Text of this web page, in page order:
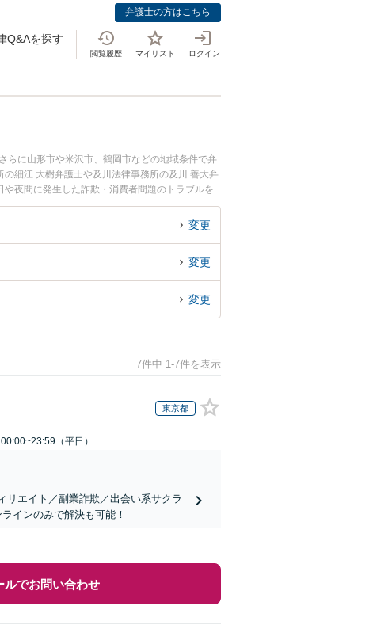
弁護士の方はこちら
Q&Aを探す
閲覧履歴 マイリスト ログイン
らに山形市や米沢市、鶴岡市などの地域条件で弁
細江 大樹弁護士や及川法律事務所の及川 善大弁
夜間に発生した詐欺・消費者問題のトラブルを
欺・消費者問題を法律相談できる山形県内の弁護
変更
変更
変更
7件中 1-7件を表示
東京都
（平日）
リエイト／副業詐欺／出会い系サクラ
インのみで解決も可能！
ルでお問い合わせ